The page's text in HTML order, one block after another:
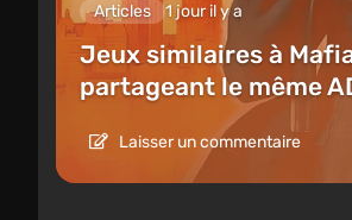
Articles 1 jour il y a
Jeux similaires à
partageant le même
Laisser un commentaire